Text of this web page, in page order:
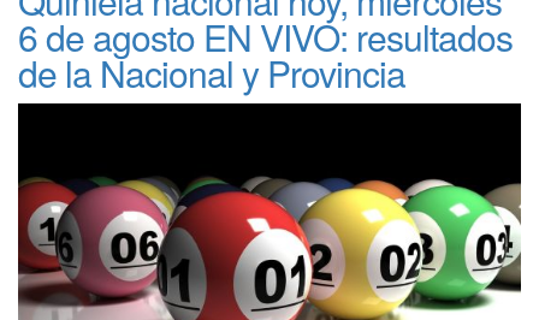
6 de agosto EN VIVO: resultados
de la Nacional y Provincia